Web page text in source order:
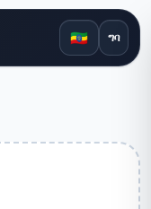
🇪🇹 ግባ